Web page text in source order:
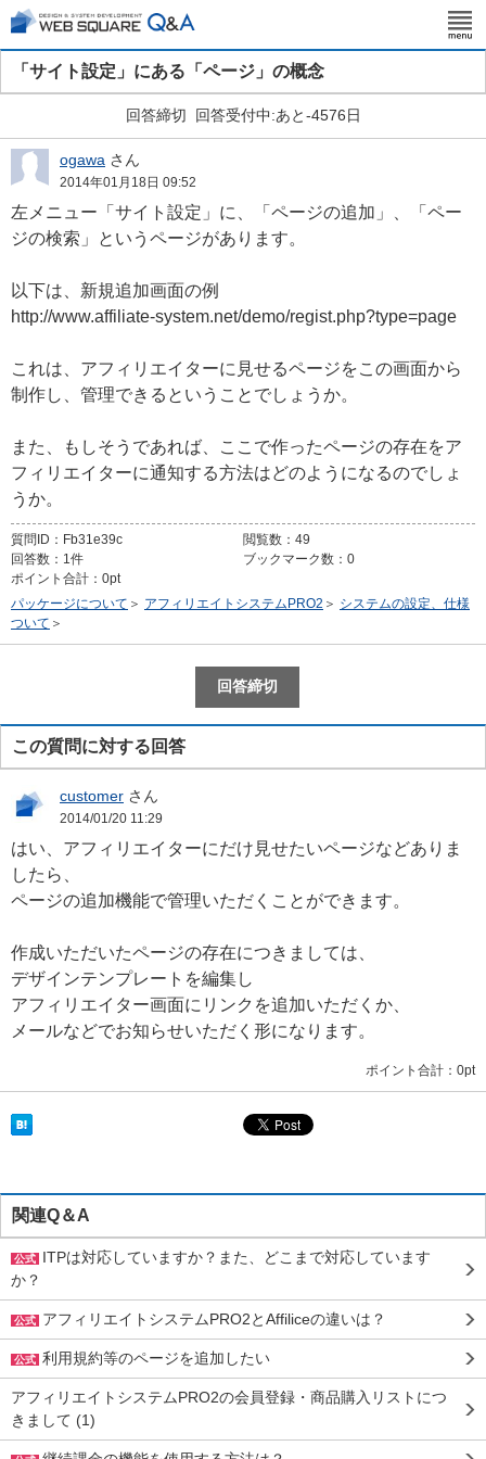
「サイト設定」にある「ページ」の概念
回答締切 回答受付中:あと-4576日
ogawa さん
2014年01月18日 09:52
左メニュー「サイト設定」に、「ページの追加」、「ペー
ジの検索」というページがあります。
以下は、新規追加画面の例
http://www.affiliate-system.net/demo/regist.php?type=page
これは、アフィリエイターに見せるページをこの画面から
制作し、管理できるということでしょうか。
また、もしそうであれば、ここで作ったページの存在をア
フィリエイターに通知する方法はどのようになるのでしょ
うか。
質問ID： Fb31e39c 閲覧数： 49
回答数： 1件 ブックマーク数： 0
ポイント合計： 0pt
パッケージについて ＞ アフィリエイトシステムPRO2 ＞ システムの設定、仕様
ついて ＞
この質問に対する回答
customer さん
2014/01/20 11:29
はい、アフィリエイターにだけ見せたいページなどありま
したら、
ページの追加機能で管理いただくことができます。
作成いただいたページの存在につきましては、
デザインテンプレートを編集し
アフィリエイター画面にリンクを追加いただくか、
メールなどでお知らせいただく形になります。
ポイント合計： 0pt
関連Q＆A
公式
ITPは対応していますか？また、どこまで対応しています
か？
公式 アフィリエイトシステムPRO2とAffiliceの違いは？
公式 利用規約等のページを追加したい
アフィリエイトシステムPRO2の会員登録・商品購入リストにつ
きまして (1)